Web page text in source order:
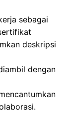
sebagai
deskripsi
dengan